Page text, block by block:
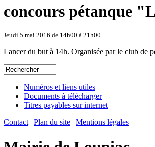
concours pétanque
Jeudi 5 mai 2016 de 14h00 à 21h00
Lancer du but à 14h. Organisée par le club de
Numéros et liens utiles
Documents à télécharger
Titres payables sur internet
Contact | Plan du site | Mentions légales